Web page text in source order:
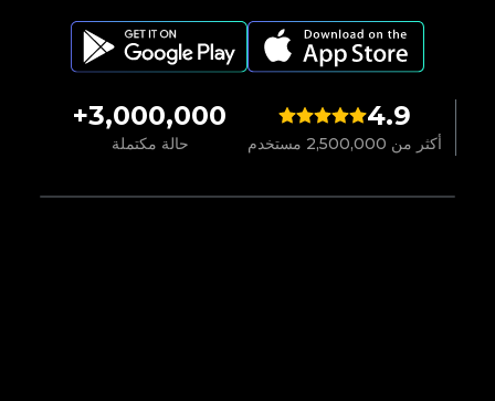
4.9
أكثر من 2,500,000 مستخدم
3,000,000+
حالة مكتملة